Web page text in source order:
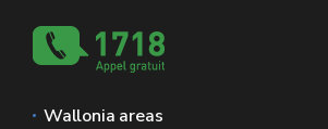
Wallonia areas